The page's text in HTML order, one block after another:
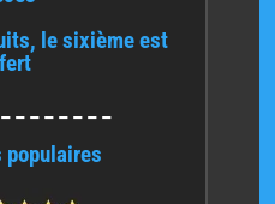
le sixième est
populaires